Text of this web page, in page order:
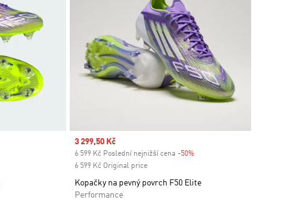
Sale price
3 299,50 Kč
6 599 Kč Poslední nejnižší cena -50%Discount
6 599 Kč Original price
Kopačky na pevný povrch F50 Elite
Performance